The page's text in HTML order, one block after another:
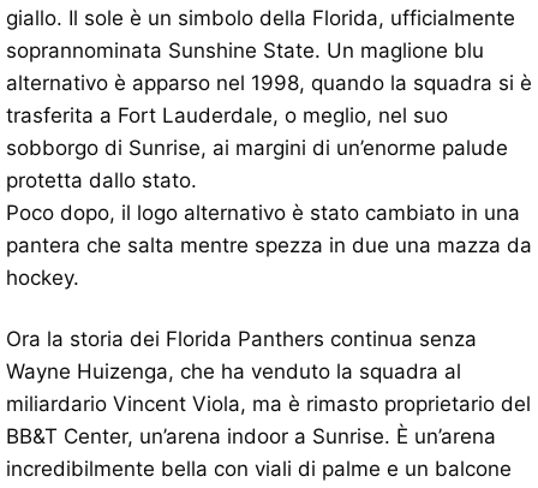
giallo. Il sole è un simbolo della Florida, ufficialmente
soprannominata Sunshine State. Un maglione blu
alternativo è apparso nel 1998, quando la squadra si è
trasferita a Fort Lauderdale, o meglio, nel suo
sobborgo di Sunrise, ai margini di un’enorme palude
protetta dallo stato.
Poco dopo, il logo alternativo è stato cambiato in una
pantera che salta mentre spezza in due una mazza da
hockey.
Ora la storia dei Florida Panthers continua senza
Wayne Huizenga, che ha venduto la squadra al
miliardario Vincent Viola, ma è rimasto proprietario del
BB&T Center, un’arena indoor a Sunrise. È un’arena
incredibilmente bella con viali di palme e un balcone